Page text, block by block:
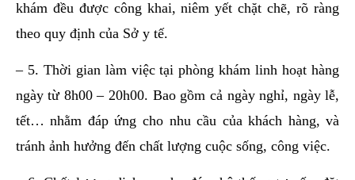
khám đều được công khai, niêm yết chặt chẽ, rõ ràng
theo quy định của Sở y tế.
– 5. Thời gian làm việc tại phòng khám linh hoạt hàng
ngày từ 8h00 – 20h00. Bao gồm cả ngày nghỉ, ngày lễ,
tết… nhằm đáp ứng cho nhu cầu của khách hàng, và
tránh ảnh hưởng đến chất lượng cuộc sống, công việc.